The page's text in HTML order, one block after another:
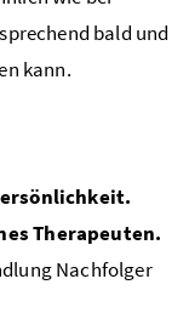
bald und
kann.
Therapeuten.
Nachfolger